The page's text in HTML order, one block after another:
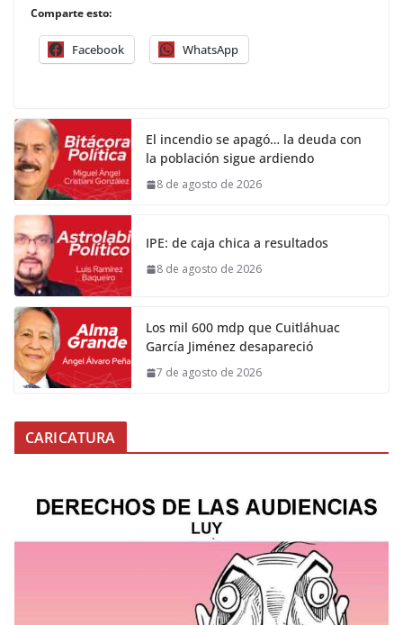
Comparte esto:
Facebook WhatsApp
El incendio se apagó… la deuda con
la población sigue ardiendo
8 de agosto de 2026
IPE: de caja chica a resultados
8 de agosto de 2026
Los mil 600 mdp que Cuitláhuac
García Jiménez desapareció
7 de agosto de 2026
CARICATURA